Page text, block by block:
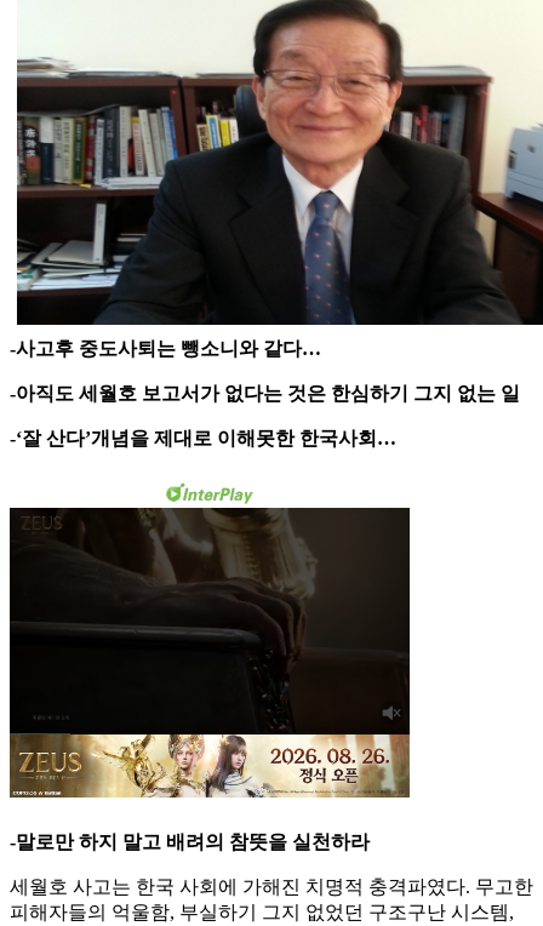
-사고후 중도사퇴는 뺑소니와 같다…
-아직도 세월호 보고서가 없다는 것은 한심하기 그지 없는 일
-‘잘 산다’개념을 제대로 이해못한 한국사회…
-말로만 하지 말고 배려의 참뜻을 실천하라
세월호 사고는 한국 사회에 가해진 치명적 충격파였다. 무고한
피해자들의 억울함, 부실하기 그지 없었던 구조구난 시스템,